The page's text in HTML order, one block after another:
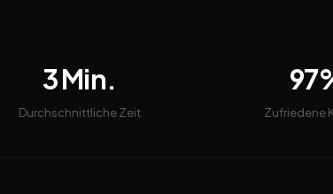
3 Min.
Durchschnittliche Zeit Zufriedene